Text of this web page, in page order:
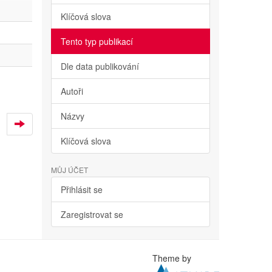
Klíčová slova
Tento typ publikací
Dle data publikování
Autoři
Názvy
Klíčová slova
MŮJ ÚČET
Přihlásit se
Zaregistrovat se
Theme by